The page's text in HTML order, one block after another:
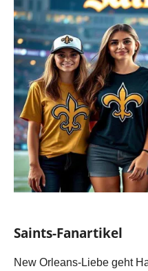
Saints-Fanartikel
New Orleans-Liebe geht